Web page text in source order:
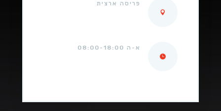
פריסה ארצית
א-ה 08:00-18:00